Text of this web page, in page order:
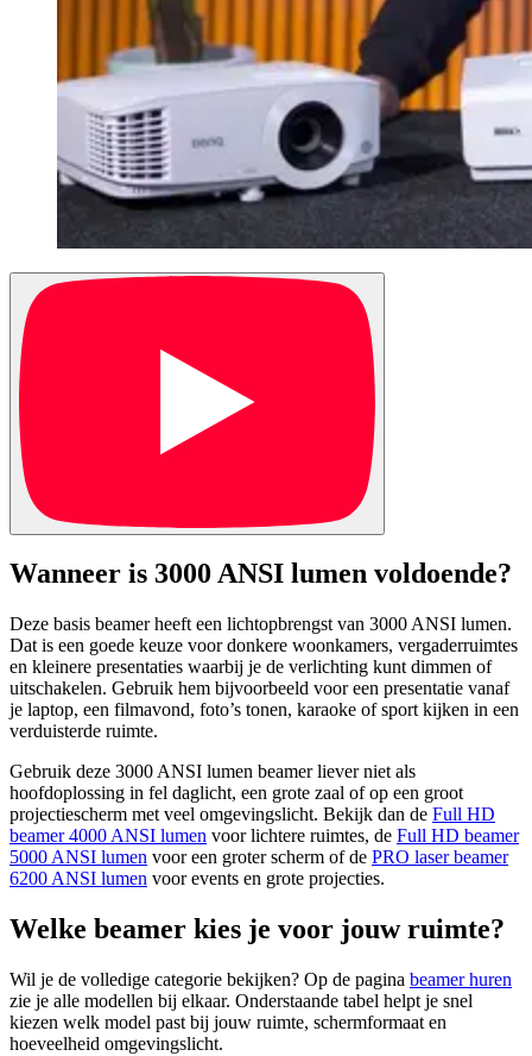
Wanneer is 3000 ANSI lumen voldoende?
Deze basis beamer heeft een lichtopbrengst van 3000 ANSI lumen.
Dat is een goede keuze voor donkere woonkamers, vergaderruimtes
en kleinere presentaties waarbij je de verlichting kunt dimmen of
uitschakelen. Gebruik hem bijvoorbeeld voor een presentatie vanaf
je laptop, een filmavond, foto’s tonen, karaoke of sport kijken in een
verduisterde ruimte.
Gebruik deze 3000 ANSI lumen beamer liever niet als
hoofdoplossing in fel daglicht, een grote zaal of op een groot
projectiescherm met veel omgevingslicht. Bekijk dan de Full HD
beamer 4000 ANSI lumen voor lichtere ruimtes, de Full HD beamer
5000 ANSI lumen voor een groter scherm of de PRO laser beamer
6200 ANSI lumen voor events en grote projecties.
Welke beamer kies je voor jouw ruimte?
Wil je de volledige categorie bekijken? Op de pagina beamer huren
zie je alle modellen bij elkaar. Onderstaande tabel helpt je snel
kiezen welk model past bij jouw ruimte, schermformaat en
hoeveelheid omgevingslicht.